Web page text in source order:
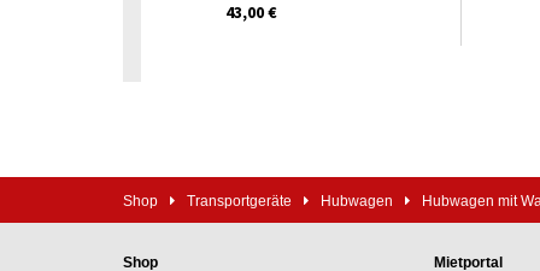
43,00 €
Shop Transportgeräte Hubwagen Hubwagen mit
Shop Mietportal